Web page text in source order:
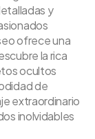
y
ofrece una
la rica
ocultos
de
extraordinario
inolvidables